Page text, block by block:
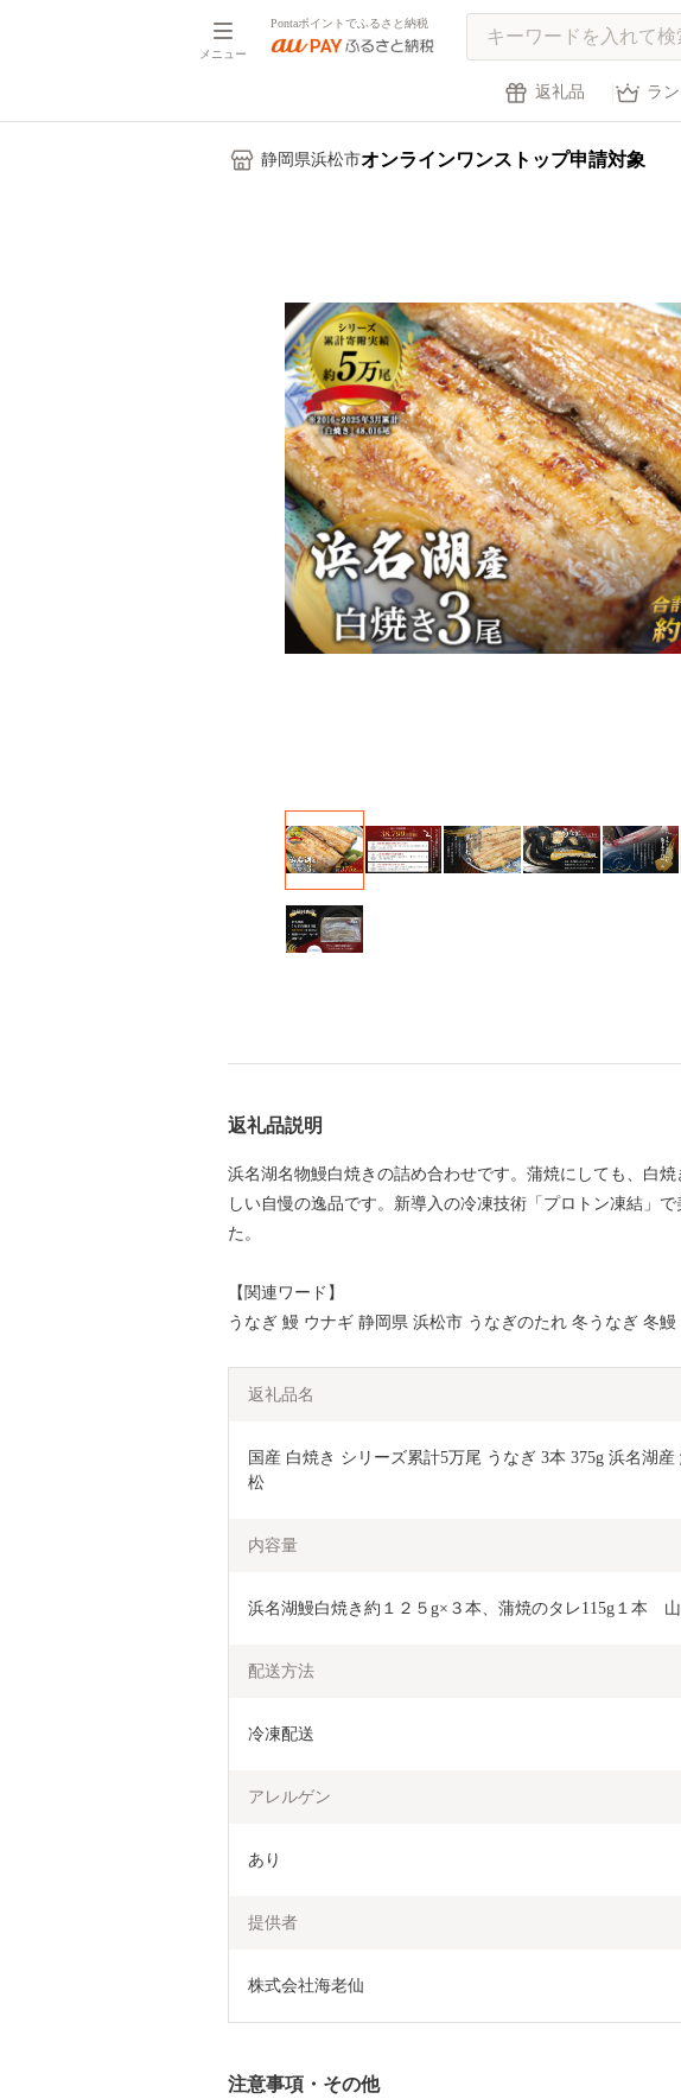
メニュー
Pontaポイントでふるさと納税
返礼品 ラ
静岡県浜松市オンラインワンストップ申請対象
返礼品説明
浜名湖名物鰻白焼きの詰め合わせです。蒲焼にしても、白
しい自慢の逸品です。新導入の冷凍技術「プロトン凍結」
た。
【関連ワード】
うなぎ 鰻 ウナギ 静岡県 浜松市 うなぎのたれ 冬うなぎ 冬鰻
返礼品名
国産 白焼き シリーズ累計5万尾 うなぎ 3本 375g 浜名湖
松
内容量
浜名湖鰻白焼き約１２５g×３本、蒲焼のタレ115g１本　山
配送方法
冷凍配送
アレルゲン
あり
提供者
株式会社海老仙
注意事項・その他